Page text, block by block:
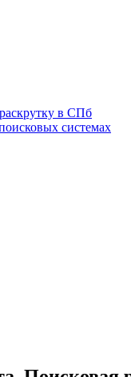
в СПб
системах